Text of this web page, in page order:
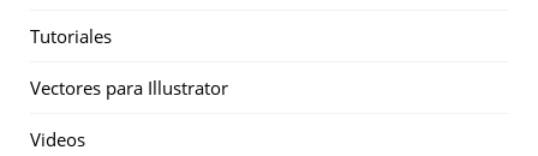
Tutoriales
Vectores para Illustrator
Videos